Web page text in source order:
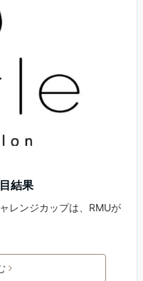
結果
レンジカップは、RMUが